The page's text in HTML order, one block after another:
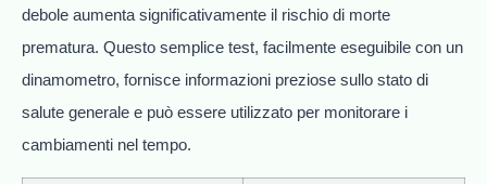
debole aumenta significativamente il rischio di morte
prematura. Questo semplice test, facilmente eseguibile con un
dinamometro, fornisce informazioni preziose sullo stato di
salute generale e può essere utilizzato per monitorare i
cambiamenti nel tempo.